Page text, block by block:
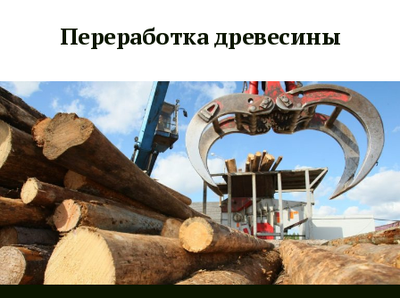
Переработка древесины